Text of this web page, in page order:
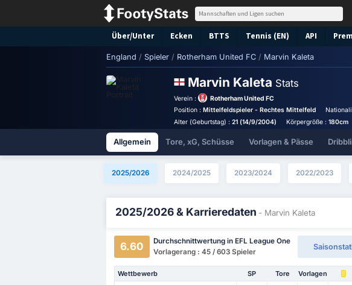
Über/Unter Ecken BTTS Tennis (EN) API
England / Spieler / Rotherham United FC / Marvin Kaleta
Marvin Kaleta Stats
Verein :
Rotherham United FC
Position :Mittelfeldspieler - Rechtes Mittelfeld
Alter (Geburtstag) :21 (14/9/2004) Körpergröße : 180cm
Allgemein Tore, xG, Schüsse Vorlagen & Pässe
2025/2026 2024/2025 2023/2024 2022/2023
2025/2026 & Karrieredaten - Marvin Kaleta
6.60
Durchschnittwertung in EFL League One
Vorlagerang : 45 / 603 Spieler
Wettbewerb SP Tore Vorlagen